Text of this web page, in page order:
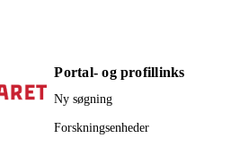
Portal- og profillinks
Ny søgning
Forskningsenheder